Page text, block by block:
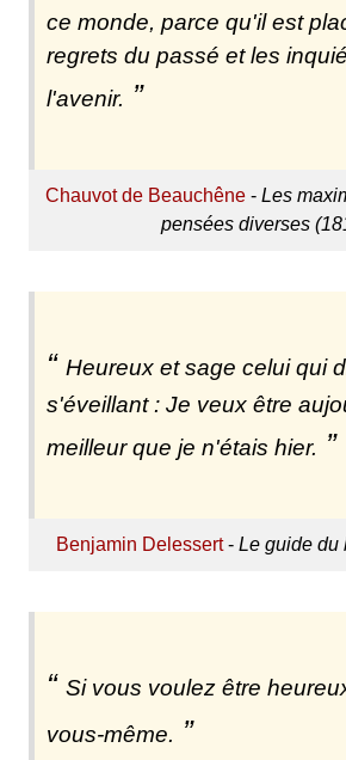
ce monde, parce qu'il est
regrets du passé et les
l'avenir.
Chauvot de Beauchêne- Les
pensées diverses
Heureux et sage celui qui
s'éveillant : Je veux être
meilleur que je n'étais hier.
Benjamin Delessert-Le guide du
Si vous voulez être
vous-même.